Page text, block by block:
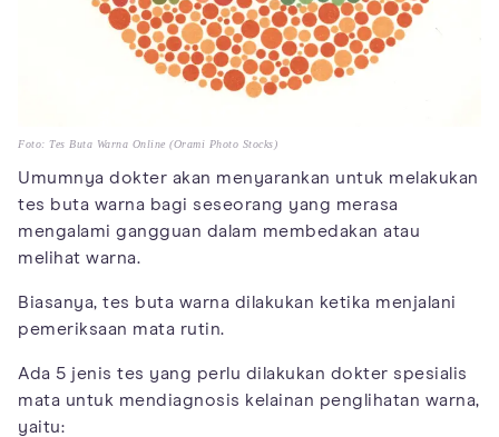
Foto: Tes Buta Warna Online (Orami Photo Stocks)
Umumnya dokter akan menyarankan untuk melakukan
tes buta warna bagi seseorang yang merasa
mengalami gangguan dalam membedakan atau
melihat warna.
Biasanya, tes buta warna dilakukan ketika menjalani
pemeriksaan mata rutin.
Ada 5 jenis tes yang perlu dilakukan dokter spesialis
mata untuk mendiagnosis kelainan penglihatan warna,
yaitu: